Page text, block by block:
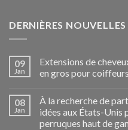
DERNIÈRES NOUVELLES
09
Jan
Extensions de
en gros pour
08
Jan
À la recherche de
idées aux États-Unis
perruques haut de